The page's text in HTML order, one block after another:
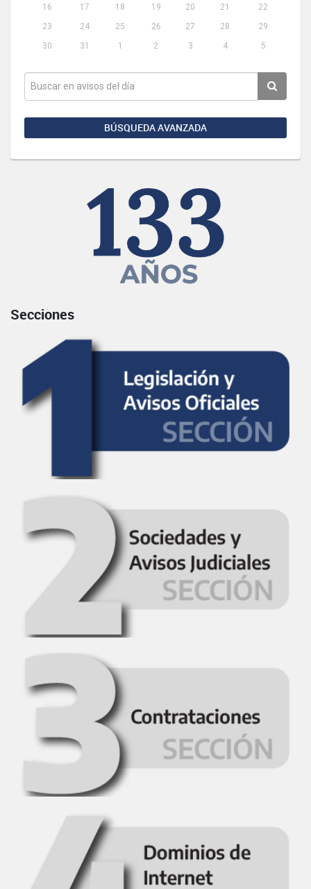
16
17 18 19 20 21
22
23
24 25 26 27 28
29
30
31 1 2 3 4 5
BÚSQUEDA AVANZADA
Secciones